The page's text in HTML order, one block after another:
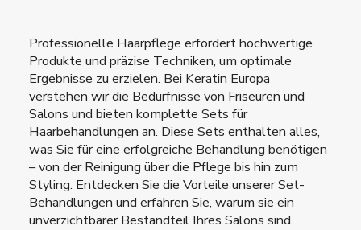
Professionelle Haarpflege erfordert hochwertige
Produkte und präzise Techniken, um optimale
Ergebnisse zu erzielen. Bei Keratin Europa
verstehen wir die Bedürfnisse von Friseuren und
Salons und bieten komplette Sets für
Haarbehandlungen an. Diese Sets enthalten alles,
was Sie für eine erfolgreiche Behandlung benötigen
– von der Reinigung über die Pflege bis hin zum
Styling. Entdecken Sie die Vorteile unserer Set-
Behandlungen und erfahren Sie, warum sie ein
unverzichtbarer Bestandteil Ihres Salons sind.